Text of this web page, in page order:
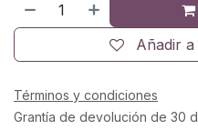
Añadir a
Términos y condiciones
Grantía de devolución de 30